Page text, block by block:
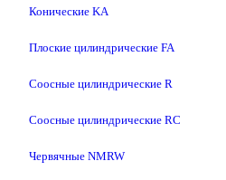
Конические KA
Плоские цилиндрические FA
Соосные цилиндрические R
Соосные цилиндрические RC
Червячные NMRW